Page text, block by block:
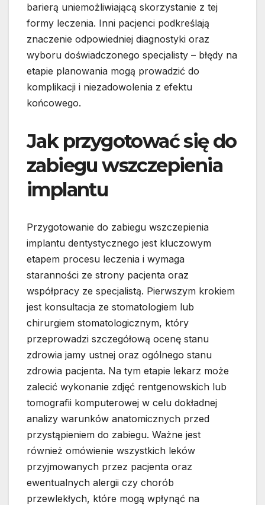
barierą uniemożliwiającą skorzystanie z tej
formy leczenia. Inni pacjenci podkreślają
znaczenie odpowiedniej diagnostyki oraz
wyboru doświadczonego specjalisty – błędy na
etapie planowania mogą prowadzić do
komplikacji i niezadowolenia z efektu
końcowego.
Jak przygotować się do
zabiegu wszczepienia
implantu
Przygotowanie do zabiegu wszczepienia
implantu dentystycznego jest kluczowym
etapem procesu leczenia i wymaga
staranności ze strony pacjenta oraz
współpracy ze specjalistą. Pierwszym krokiem
jest konsultacja ze stomatologiem lub
chirurgiem stomatologicznym, który
przeprowadzi szczegółową ocenę stanu
zdrowia jamy ustnej oraz ogólnego stanu
zdrowia pacjenta. Na tym etapie lekarz może
zalecić wykonanie zdjęć rentgenowskich lub
tomografii komputerowej w celu dokładnej
analizy warunków anatomicznych przed
przystąpieniem do zabiegu. Ważne jest
również omówienie wszystkich leków
przyjmowanych przez pacjenta oraz
ewentualnych alergii czy chorób
przewlekłych, które mogą wpłynąć na